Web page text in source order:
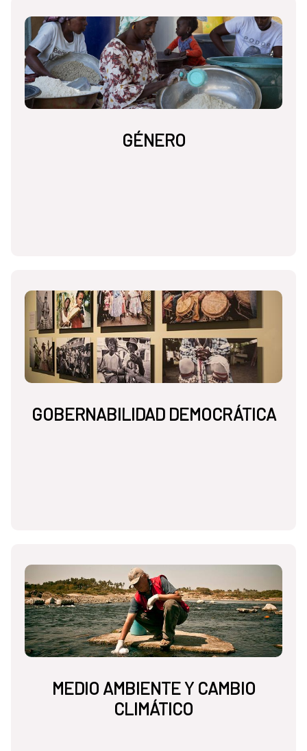
GÉNERO
GOBERNABILIDAD DEMOCRÁTICA
MEDIO AMBIENTE Y CAMBIO
CLIMÁTICO